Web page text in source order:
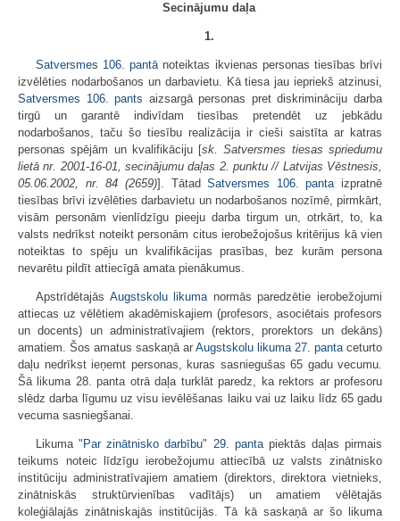
Secinājumu daļa
1.
Satversmes 106. pantānoteiktas ikvienas personas tiesības brīvi
izvēlēties nodarbošanos un darbavietu. Kā tiesa jau iepriekš atzinusi,
Satversmes 106. pants aizsargā personas pret diskrimināciju darba
tirgū un garantē indivīdam tiesības pretendēt uz jebkādu
nodarbošanos, taču šo tiesību realizācija ir cieši saistīta ar katras
personas spējām un kvalifikāciju [sk. Satversmes tiesas spriedumu
lietā nr. 2001-16-01, secinājumu daļas 2. punktu // Latvijas Vēstnesis,
05.06.2002, nr. 84 (2659)]. TātadSatversmes 106. pantaizpratnē
tiesības brīvi izvēlēties darbavietu un nodarbošanos nozīmē, pirmkārt,
visām personām vienlīdzīgu pieeju darba tirgum un, otrkārt, to, ka
valsts nedrīkst noteikt personām citus ierobežojošus kritērijus kā vien
noteiktas to spēju un kvalifikācijas prasības, bez kurām persona
nevarētu pildīt attiecīgā amata pienākumus.
Apstrīdētajās Augstskolu likumanormās paredzētie ierobežojumi
attiecas uz vēlētiem akadēmiskajiem (profesors, asociētais profesors
un docents) un administratīvajiem (rektors, prorektors un dekāns)
amatiem. Šos amatus saskaņā ar Augstskolu likuma 27. pantaceturto
daļu nedrīkst ieņemt personas, kuras sasniegušas 65 gadu vecumu.
Šā likuma 28. panta otrā daļa turklāt paredz, ka rektors ar profesoru
slēdz darba līgumu uz visu ievēlēšanas laiku vai uz laiku līdz 65 gadu
vecuma sasniegšanai.
Likuma " Par zinātnisko darbību" 29. pantapiektās daļas pirmais
teikums noteic līdzīgu ierobežojumu attiecībā uz valsts zinātnisko
institūciju administratīvajiem amatiem (direktors, direktora vietnieks,
zinātniskās struktūrvienības vadītājs) un amatiem vēlētajās
koleģiālajās zinātniskajās institūcijās. Tā kā saskaņā ar šo likuma